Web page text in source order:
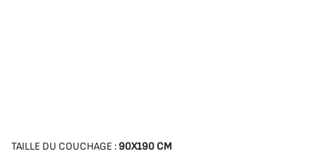
TAILLE DU COUCHAGE : 90X190 CM